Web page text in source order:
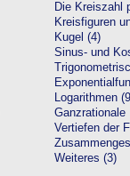
Die Kreiszahl
Kreisfiguren
Kugel (4)
Sinus- und
Logarithmen
Ganzrationale
Vertiefen der
Weiteres (3)